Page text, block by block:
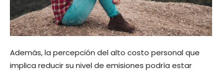
Además, la percepción del alto costo personal que
implica reducir su nivel de emisiones podría estar